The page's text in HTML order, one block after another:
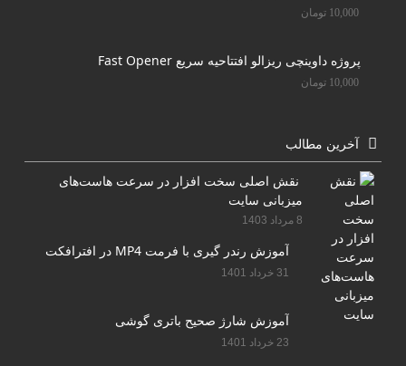
10,000 تومان
پروژه داوینچی ریزالو افتتاحیه سریع Fast Opener
10,000 تومان
آخرین مطالب
نقش اصلی سخت افزار در سرعت هاست‌های
میزبانی سایت
8 مرداد 1403
آموزش رندر گیری با فرمت MP4 در افترافکت
31 خرداد 1401
آموزش شارژ صحیح باتری گوشی
23 خرداد 1401